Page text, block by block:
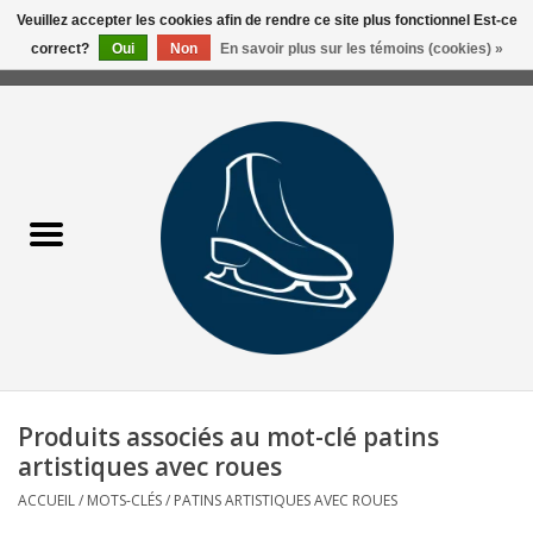
0 Articles - 0,00$CA
Liquidation/Clearance
Patins Usagés
Hockey
Produits associés au mot-clé patins
artistiques avec roues
ACCUEIL/ MOTS-CLÉS/ PATINS ARTISTIQUES AVEC ROUES
Veuillez accepter les cookies afin de rendre ce site plus fonctionnel Est-ce
correct?
Oui Non En savoir plus sur les témoins (cookies) »